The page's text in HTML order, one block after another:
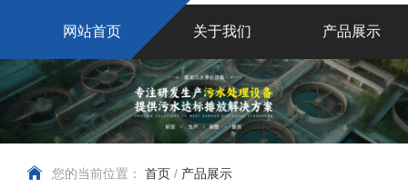
网站首页 关于我们 产品展示
您的当前位置： 首页 / 产品展示